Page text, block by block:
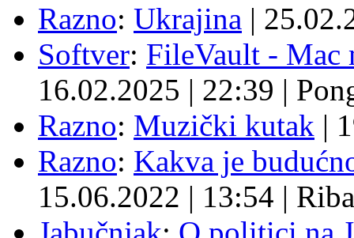
Razno: Ukrajina |
Softver: FileVault - Mac
16.02.2025 | 22:39 |
Razno: Muzički kutak |
Razno: Kakva je
15.06.2022 | 13:54 | Riba